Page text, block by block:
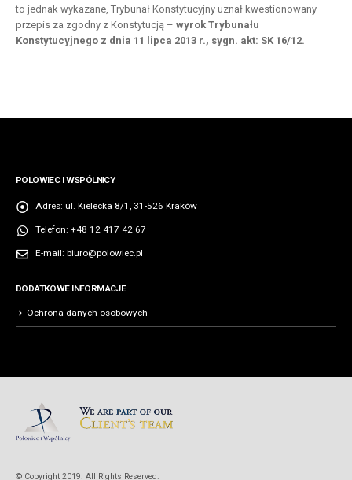
to jednak wykazane, Trybunał Konstytucyjny uznał kwestionowany
przepis za zgodny z Konstytucją – wyrok Trybunału
Konstytucyjnego z dnia 11 lipca 2013 r., sygn. akt: SK 16/12.
POLOWIEC I WSPÓLNICY
Adres: ul. Kielecka 8/1, 31-526 Kraków
Telefon: +48 12 417 42 67
E-mail: biuro@polowiec.pl
DODATKOWE INFORMACJE
Ochrona danych osobowych
© Copyright 2019. All Rights Reserved.